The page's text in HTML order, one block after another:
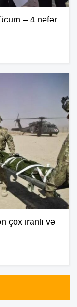
– 4 nəfər
çox iranlı və